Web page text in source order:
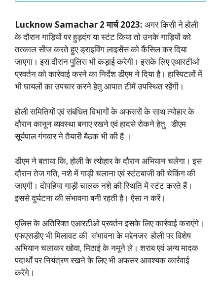
Lucknow Samachar 2 मार्च 2023: अगर किसी ने होली
के दौरान गाड़ियों पर हुड़दंग या स्टंट किया तो उनके गाड़ियों को
तत्काल सीज करते हुए ड्राइविंग लाइसेंस को कैंसिल कर दिया
जाएगा। इस दौरान पुलिस भी कड़ाई करेगी।इसके लिए एआरटीओ
प्रवर्तन को कार्रवाई करने का निर्देश डीएम ने दिया है। हास्पिटलों में
भी घायलों का उपचार करने हेतु आपात टीमें उपस्थित रहेंगी।
होली समितियों एवं संबंधित विभागों के अफसरों के साथ त्योहार के
दौरान कानून व्यवस्था बनाए रखने एवं हादसे रोकने हेतु डीएम
सूर्यपाल गंगवार ने तैयारी बैठक भी की है ।
डीएम ने बताया कि, होली के त्योहार के दौरान अभियान चलेगा। इस
दौरान तेज गति, नशे में गाड़ी चलाना एवं स्टंटबाजी की चेकिंग की
जाएगी। दोपहिया गाड़ी चालक नशे की स्थिति में स्टंट करते हैं।
इससे दुर्घटना की संभावना बनी रहती है। ऐसा न करें।
पुलिस के अतिरिक्त एआरटीओ प्रवर्तन इसके लिए कार्रवाई कराएंगे।
एफएसडीए भी मिलावट की संभावना के मद्देनजर होली पर विशेष
अभियान चलाकर खोवा, मिठाई के नमूने ले। शराब एवं अन्य मादक
पदार्थों पर नियंत्रण रखने के लिए भी अफसर आवश्यक कार्रवाई
करेंगे।